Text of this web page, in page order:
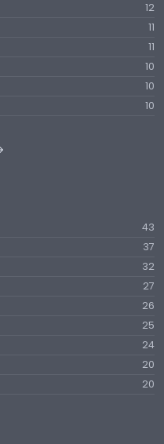
12
11
11
10
10
10
43
37
32
27
26
25
24
20
20